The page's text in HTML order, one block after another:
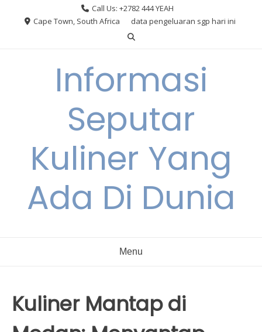
Call Us: +2782 444 YEAH
Cape Town, South Africa
data pengeluaran sgp hari ini
Informasi
Seputar
Kuliner Yang
Ada Di Dunia
Menu
Kuliner Mantap di